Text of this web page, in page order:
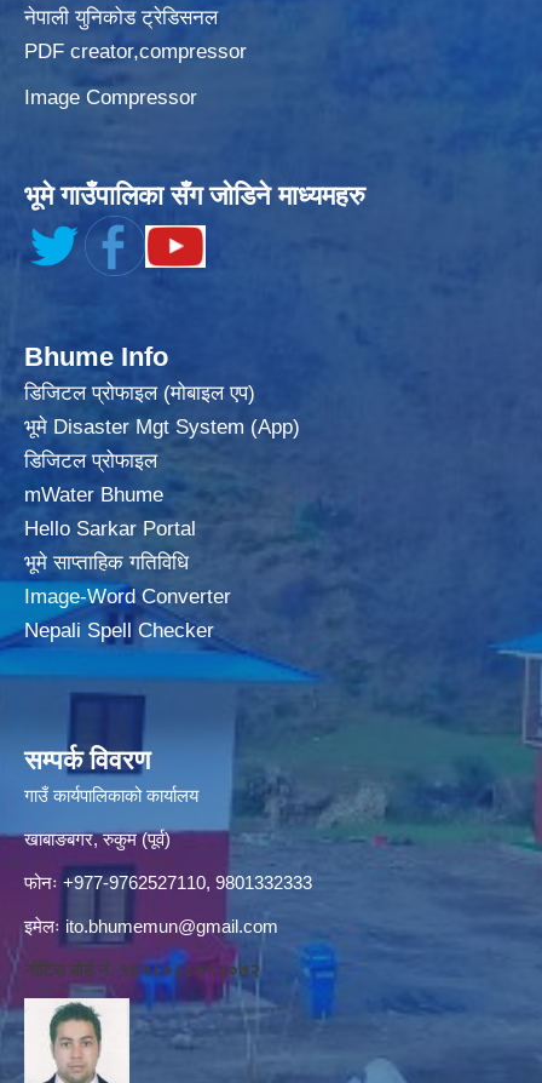
नेपाली युनिकोड ट्रेडिसनल
PDF creator,compressor
Image Compressor
भूमे गाउँपालिका सँग जोडिने माध्यमहरु
Bhume Info
डिजिटल प्रोफाइल (मोबाइल एप)
भूमे Disaster Mgt System (App)
डिजिटल प्रोफाइल
mWater Bhume
Hello Sarkar Portal
भूमे साप्ताहिक गतिविधि
Image-Word Converter
Nepali Spell Checker
सम्पर्क विवरण
गाउँ कार्यपालिकाको कार्यालय
खाबाङबगर, रुकुम (पूर्व)
फोनः +977-9762527110, 9801332333
इमेलः ito.bhumemun@gmail.com
नोटिस बोर्ड नं. १६१८०८८४१३०७२